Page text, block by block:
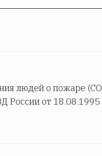
людей о пожаре
России от